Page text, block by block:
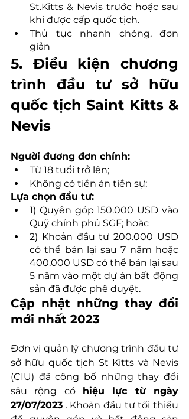
St.Kitts & Nevis trước hoặc sau
khi được cấp quốc tịch.
Thủ tục nhanh chóng, đơn
giản
5. Điều kiện chương
trình đầu tư sở hữu
quốc tịch Saint Kitts &
Nevis
Người đương đơn chính:
Từ 18 tuổi trở lên;
Không có tiền án tiền sự;
Lựa chọn đầu tư:
1) Quyên góp 150.000 USD vào
Quỹ chính phủ SGF; hoặc
2) Khoản đầu tư 200.000 USD
có thể bán lại sau 7 năm hoặc
400.000 USD có thể bán lại sau
5 năm vào một dự án bất động
sản đã được phê duyệt.
Cập nhật những thay đổi
mới nhất 2023
Đơn vị quản lý chương trình đầu tư
sở hữu quốc tịch St Kitts và Nevis
(CIU) đã công bố những thay đổi
sâu rộng có hiệu lực từ ngày
27/07/2023 . Khoản đầu tư tối thiểu